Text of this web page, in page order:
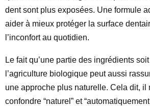
dent sont plus exposées. Une formule
aider à mieux protéger la surface
l’inconfort au quotidien.
Le fait qu’une partie des ingrédients
l’agriculture biologique peut aussi
une approche plus naturelle. Cela dit, il
confondre “naturel” et